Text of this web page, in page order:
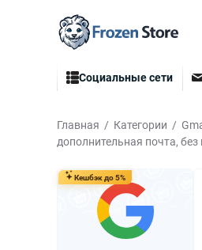
Социальные сети
Главная Категории
дополнительная почта, без
Кешбэк до 5%